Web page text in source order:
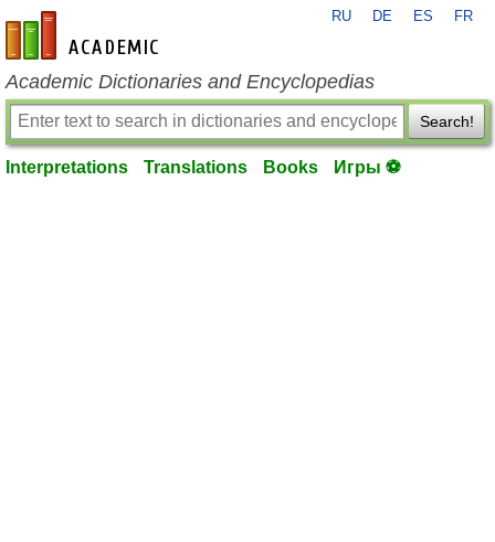
en-academic.com
RU DE ES FR
Academic Dictionaries and Encyclopedias
Search!
Interpretations Translations Books Игры ⚽